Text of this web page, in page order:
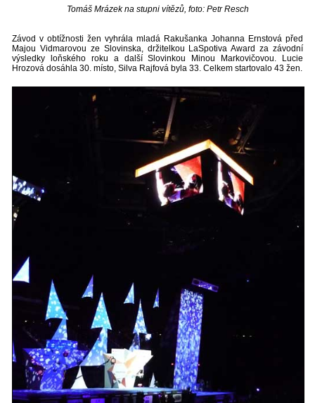
Tomáš Mrázek na stupni vítězů, foto: Petr Resch
Závod v obtížnosti žen vyhrála mladá Rakušanka Johanna Ernstová před
Majou Vidmarovou ze Slovinska, držitelkou LaSpotiva Award za závodní
výsledky loňského roku a další Slovinkou Minou Markovičovou. Lucie
Hrozová dosáhla 30. místo, Silva Rajfová byla 33. Celkem startovalo 43 žen.